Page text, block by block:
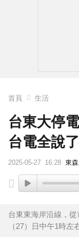
首頁 生活
台東大停
台電全說了
2025-05-27 16:28 東
台東東海岸沿線，
（27）日中午1時左